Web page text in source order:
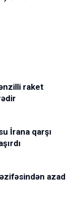
raket
İrana qarşı
azad